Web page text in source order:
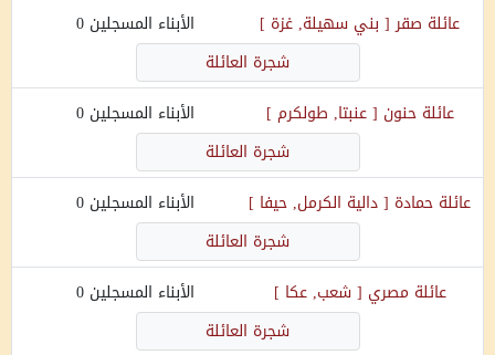
عائلة صقر [ بني سهيلة, غزة ] الأبناء المسجلين 0
شجرة العائلة
عائلةحنون [ عنبتا, طولكرم ] الأبناء المسجلين 0
شجرة العائلة
عائلة حمادة [دالية الكرمل, حيفا ] الأبناء المسجلين 0
شجرة العائلة
عائلة مصري [ شعب, عكا ] الأبناء المسجلين 0
شجرة العائلة